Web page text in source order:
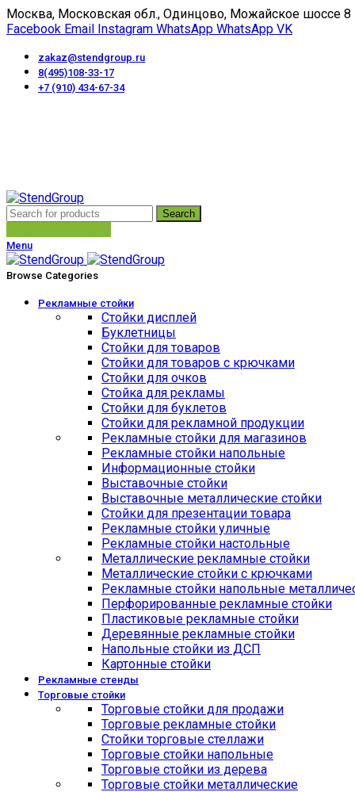
Москва, Московская обл., Одинцово, Можайское шоссе 8
Facebook Email Instagram WhatsApp WhatsApp VK
zakaz@stendgroup.ru
8(495)108-33-17
+7 (910) 434-67-34
Search
Menu
Browse Categories
Рекламные стойки
Стойки дисплей
Буклетницы
Стойки для товаров
Стойки для товаров с крючками
Стойки для очков
Стойка для рекламы
Стойки для буклетов
Стойки для рекламной продукции
Рекламные стойки для магазинов
Рекламные стойки напольные
Информационные стойки
Выставочные стойки
Выставочные металлические стойки
Стойки для презентации товара
Рекламные стойки уличные
Рекламные стойки настольные
Металлические рекламные стойки
Металлические стойки с крючками
Рекламные стойки напольные
Перфорированные рекламные стойки
Пластиковые рекламные стойки
Деревянные рекламные стойки
Напольные стойки из ДСП
Картонные стойки
Рекламные стенды
Торговые стойки
Торговые стойки для продажи
Торговые рекламные стойки
Стойки торговые стеллажи
Торговые стойки напольные
Торговые стойки из дерева
Торговые стойки металлические